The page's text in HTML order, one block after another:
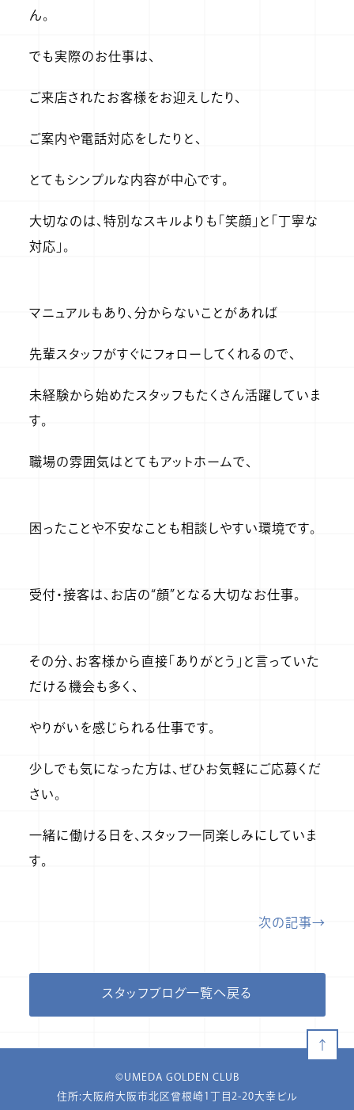
ん。
でも実際のお仕事は、
ご来店されたお客様をお迎えしたり、
ご案内や電話対応をしたりと、
とてもシンプルな内容が中心です。
大切なのは、特別なスキルよりも「笑顔」と「丁寧な
対応」。
マニュアルもあり、分からないことがあれば
先輩スタッフがすぐにフォローしてくれるので、
未経験から始めたスタッフもたくさん活躍していま
す。
職場の雰囲気はとてもアットホームで、
困ったことや不安なことも相談しやすい環境です。
受付・接客は、お店の“顔”となる大切なお仕事。
その分、お客様から直接「ありがとう」と言っていた
だける機会も多く、
やりがいを感じられる仕事です。
少しでも気になった方は、ぜひお気軽にご応募くだ
さい。
一緒に働ける日を、スタッフ一同楽しみにしていま
す。
次の記事→
スタッフブログ一覧へ戻る